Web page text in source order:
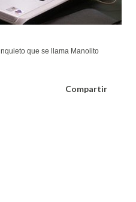
que se llama Manolito
Compartir